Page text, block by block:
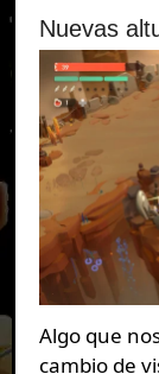
Nuevas
Algo que
cambio de